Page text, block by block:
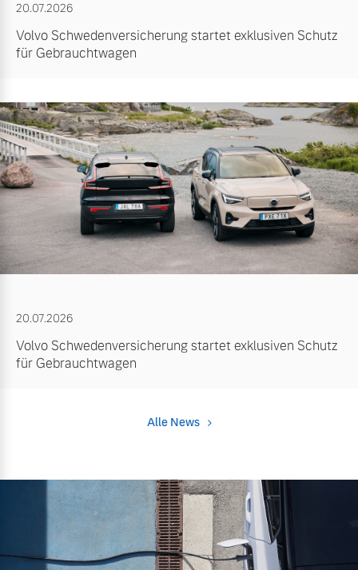
20.07.2026
Volvo Schwedenversicherung startet exklusiven Schutz
für Gebrauchtwagen
20.07.2026
Volvo Schwedenversicherung startet exklusiven Schutz
für Gebrauchtwagen
Alle News